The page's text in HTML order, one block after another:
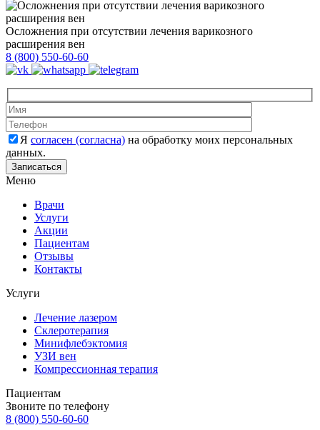
Осложнения при отсутствии лечения варикозного
расширения вен
8 (800) 550-60-60
Я согласен (согласна) на обработку моих персональных
данных.
Меню
Врачи
Услуги
Акции
Пациентам
Отзывы
Контакты
Услуги
Лечение лазером
Склеротерапия
Минифлебэктомия
УЗИ вен
Компрессионная терапия
Пациентам
Звоните по телефону
8 (800) 550-60-60